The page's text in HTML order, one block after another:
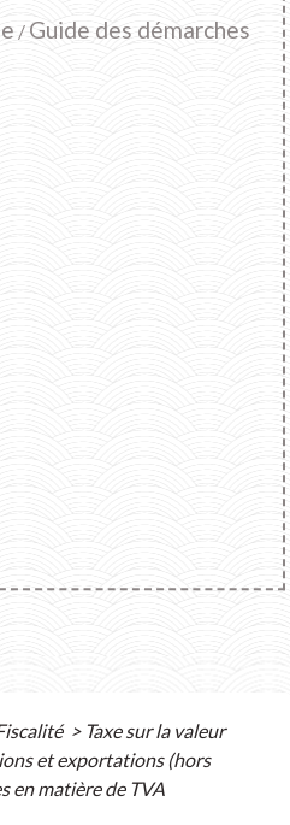
/ Guide des démarches
> Taxe sur la valeur
et exportations (hors
en matière de TVA